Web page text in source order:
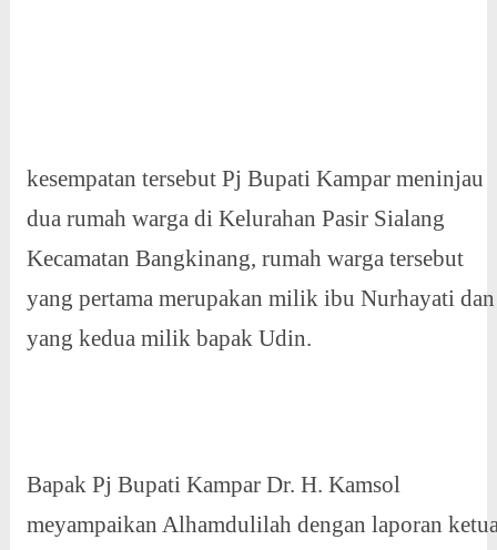
kesempatan tersebut Pj Bupati Kampar meninjau
dua rumah warga di Kelurahan Pasir Sialang
Kecamatan Bangkinang, rumah warga tersebut
yang pertama merupakan milik ibu Nurhayati dan
yang kedua milik bapak Udin.
Bapak Pj Bupati Kampar Dr. H. Kamsol
meyampaikan Alhamdulilah dengan laporan